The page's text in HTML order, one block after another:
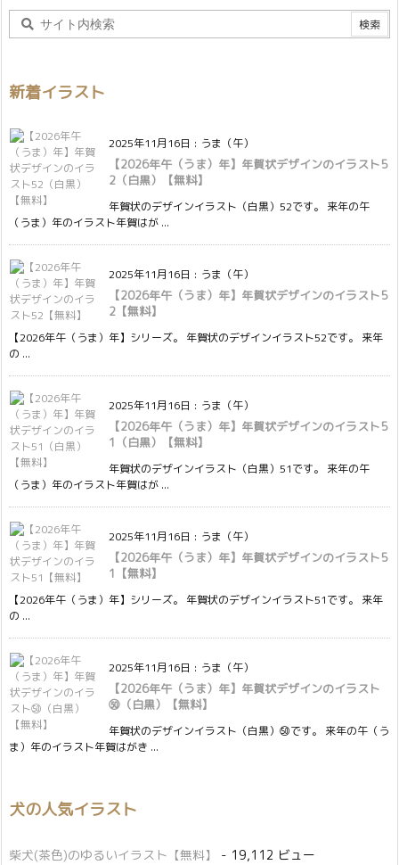
新着イラスト
2025年11月16日 : うま（午）
【2026年午（うま）年】年賀状デザインのイラスト5
2（白黒）【無料】
年賀状のデザインイラスト（白黒）52です。 来年の午
（うま）年のイラスト年賀はが ...
2025年11月16日 : うま（午）
【2026年午（うま）年】年賀状デザインのイラスト5
2【無料】
【2026年午（うま）年】シリーズ。 年賀状のデザインイラスト52です。 来年
の ...
2025年11月16日 : うま（午）
【2026年午（うま）年】年賀状デザインのイラスト5
1（白黒）【無料】
年賀状のデザインイラスト（白黒）51です。 来年の午
（うま）年のイラスト年賀はが ...
2025年11月16日 : うま（午）
【2026年午（うま）年】年賀状デザインのイラスト5
1【無料】
【2026年午（うま）年】シリーズ。 年賀状のデザインイラスト51です。 来年
の ...
2025年11月16日 : うま（午）
【2026年午（うま）年】年賀状デザインのイラスト
㊿（白黒）【無料】
年賀状のデザインイラスト（白黒）㊿です。 来年の午（う
ま）年のイラスト年賀はがき ...
犬の人気イラスト
柴犬(茶色)のゆるいイラスト【無料】
- 19,112 ビュー